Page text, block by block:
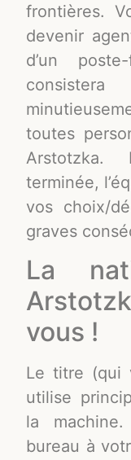
frontières.
devenir
d’un
toutes
terminée,
vos choix/
graves
La
vous !
Le titre (qui
utilise
la
bureau à